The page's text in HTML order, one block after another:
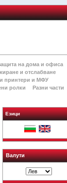
на дома и офиса
и отслабване
принтери и МФУ
ролки
Разни части
Езици
Валути